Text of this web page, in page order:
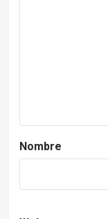
Nombre